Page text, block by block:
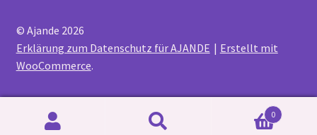
© Ajande 2026
Erklärung zum Datenschutz für AJANDE
Erstellt mit
WooCommerce.
0